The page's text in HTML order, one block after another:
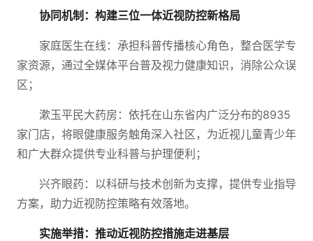
协同机制：构建三位一体近视防控新格局
家庭医生在线：承担科普传播核心角色，整合医学专
家资源，通过全媒体平台普及视力健康知识，消除公众误
区；
漱玉平民大药房：依托在山东省内广泛分布的8935
家门店，将眼健康服务触角深入社区，为近视儿童青少年
和广大群众提供专业科普与护理便利；
兴齐眼药：以科研与技术创新为支撑，提供专业指导
方案，助力近视防控策略有效落地。
实施举措：推动近视防控措施走进基层